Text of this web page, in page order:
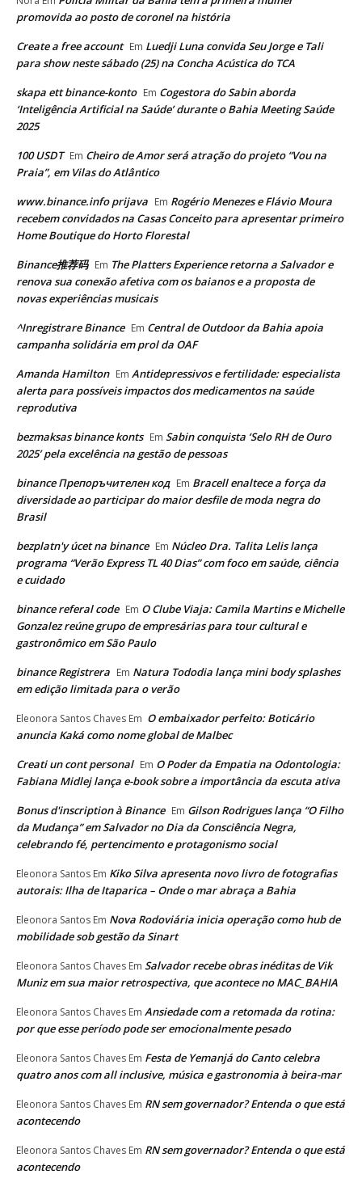
promovida ao posto de coronel na história
Create a free account Em Luedji Luna convida Seu Jorge e Tali
para show neste sábado (25) na Concha Acústica do TCA
skapa ett binance-konto Em Cogestora do Sabin aborda
‘Inteligência Artificial na Saúde’ durante o Bahia Meeting Saúde
2025
100 USDT Em Cheiro de Amor será atração do projeto “Vou na
Praia”, em Vilas do Atlântico
www.binance.info prijava Em Rogério Menezes e Flávio Moura
recebem convidados na Casas Conceito para apresentar primeiro
Home Boutique do Horto Florestal
Binance推荐码 Em The Platters Experience retorna a Salvador e
renova sua conexão afetiva com os baianos e a proposta de
novas experiências musicais
^Inregistrare Binance Em Central de Outdoor da Bahia apoia
campanha solidária em prol da OAF
Amanda Hamilton Em Antidepressivos e fertilidade: especialista
alerta para possíveis impactos dos medicamentos na saúde
reprodutiva
bezmaksas binance konts Em Sabin conquista ‘Selo RH de Ouro
2025’ pela excelência na gestão de pessoas
binance Препоръчителен код Em Bracell enaltece a força da
diversidade ao participar do maior desfile de moda negra do
Brasil
bezplatn'y úcet na binance Em Núcleo Dra. Talita Lelis lança
programa “Verão Express TL 40 Dias” com foco em saúde, ciência
e cuidado
binance referal code Em O Clube Viaja: Camila Martins e Michelle
Gonzalez reúne grupo de empresárias para tour cultural e
gastronômico em São Paulo
binance Registrera Em Natura Tododia lança mini body splashes
em edição limitada para o verão
Eleonora Santos Chaves Em O embaixador perfeito: Boticário
anuncia Kaká como nome global de Malbec
Creati un cont personal Em O Poder da Empatia na Odontologia:
Fabiana Midlej lança e-book sobre a importância da escuta ativa
Bonus d'inscription à Binance Em Gilson Rodrigues lança “O Filho
da Mudança” em Salvador no Dia da Consciência Negra,
celebrando fé, pertencimento e protagonismo social
Eleonora Santos Em Kiko Silva apresenta novo livro de fotografias
autorais: Ilha de Itaparica – Onde o mar abraça a Bahia
Eleonora Santos Em Nova Rodoviária inicia operação como hub de
mobilidade sob gestão da Sinart
Eleonora Santos Chaves Em Salvador recebe obras inéditas de Vik
Muniz em sua maior retrospectiva, que acontece no MAC_BAHIA
Eleonora Santos Chaves Em Ansiedade com a retomada da rotina:
por que esse período pode ser emocionalmente pesado
Eleonora Santos Chaves Em Festa de Yemanjá do Canto celebra
quatro anos com all inclusive, música e gastronomia à beira-mar
Eleonora Santos Chaves Em RN sem governador? Entenda o que está
acontecendo
Eleonora Santos Chaves Em RN sem governador? Entenda o que está
acontecendo